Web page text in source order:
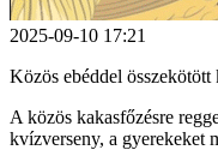
2025-09-10 17:21
Közös ebéddel
A közös kakasfőzésre
kvízverseny, a gyerekeket